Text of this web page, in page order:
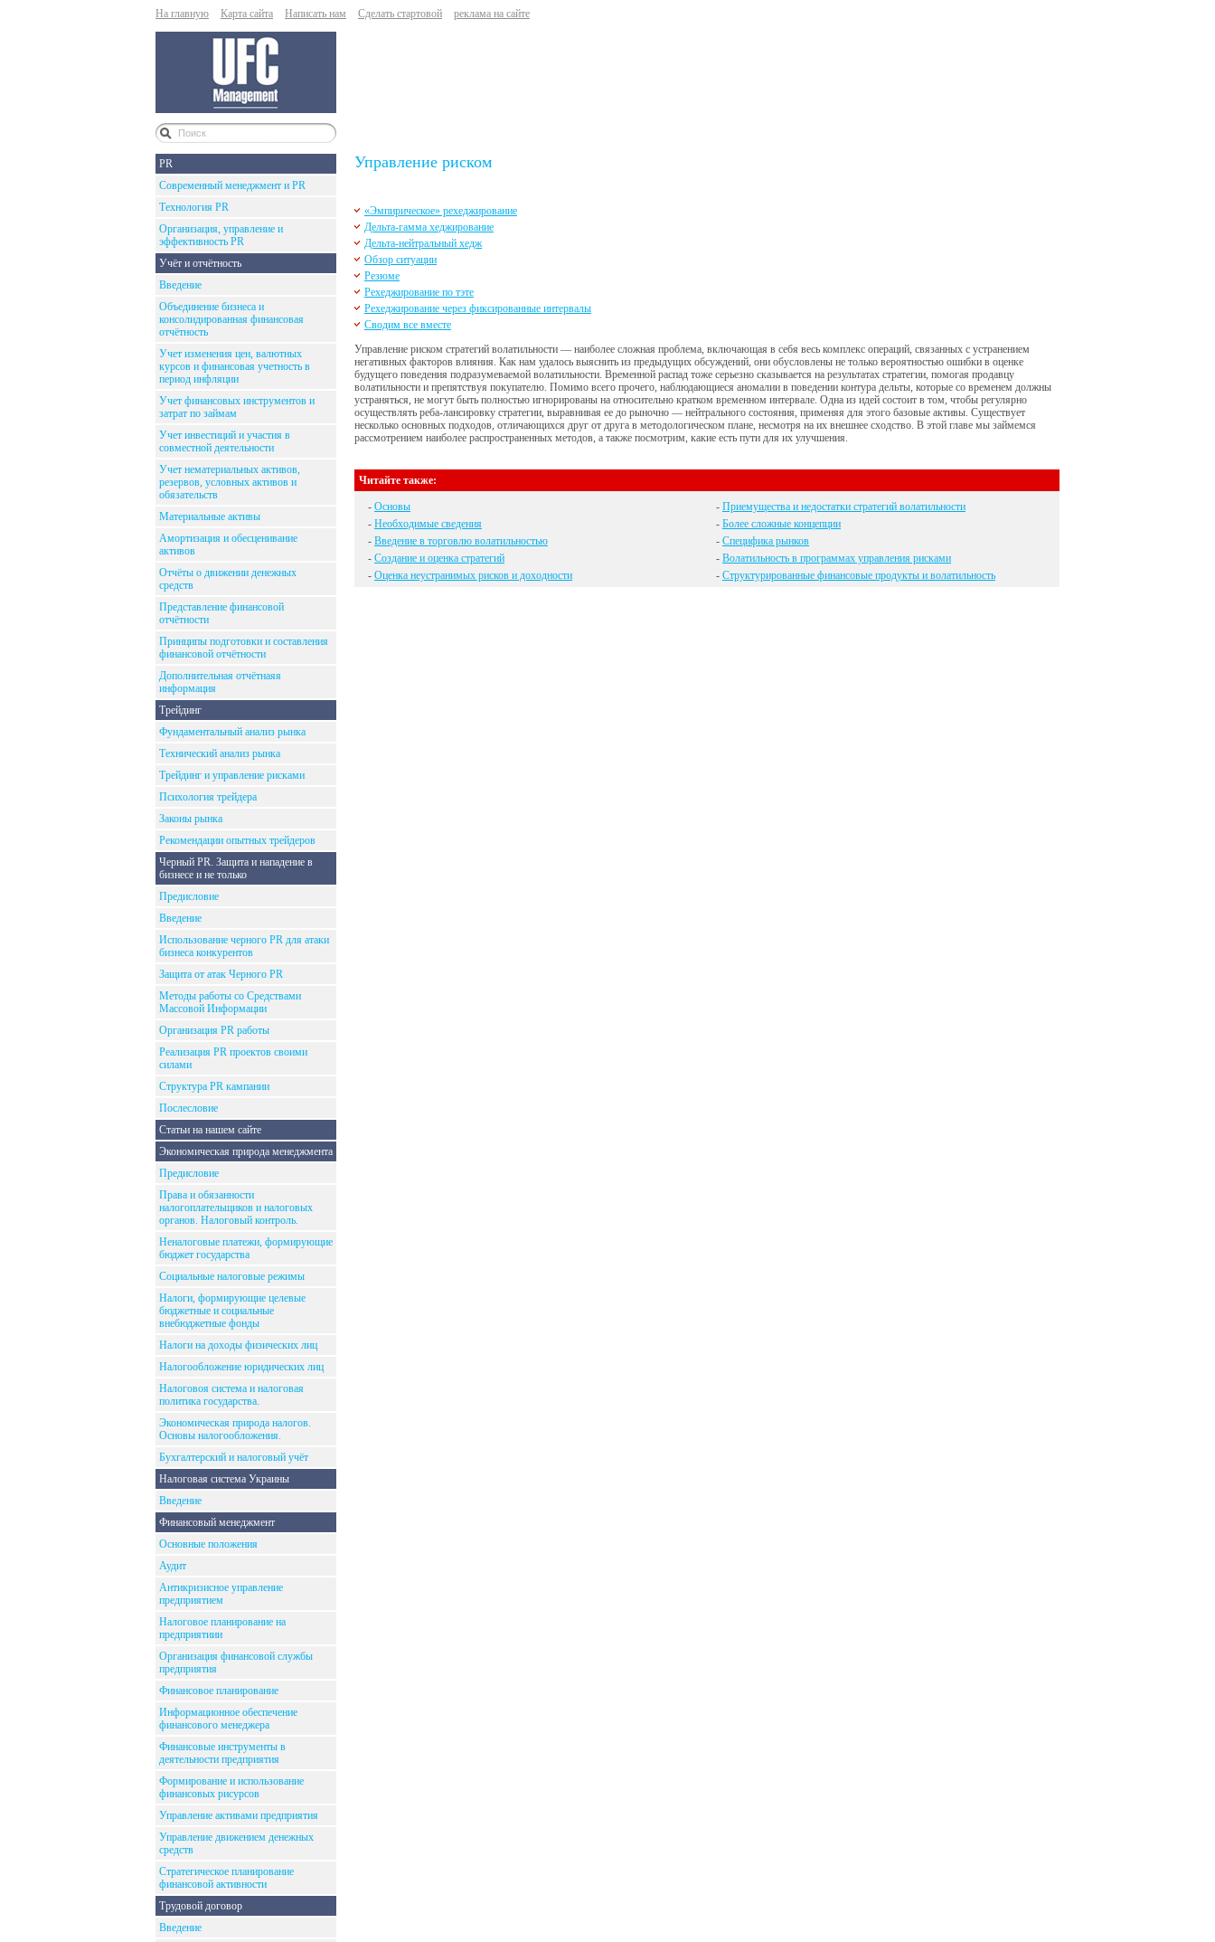
На главную Карта сайта Написать нам Сделать стартовой реклама на сайте
PR
Современный менеджмент и PR
Технология PR
Организация, управление и
эффективность PR
Учёт и отчётность
Введение
Объединение бизнеса и
консолидированная финансовая
отчётность
Учет изменения цен, валютных
курсов и финансовая учетность в
период инфляции
Учет финансовых инструментов и
затрат по займам
Учет инвестиций и участия в
совместной деятельности
Учет нематериальных активов,
резервов, условных активов и
обязательств
Материальные активы
Амортизация и обесценивание
активов
Отчёты о движении денежных
средств
Представление финансовой
отчётности
Принципы подготовки и составления
финансовой отчётности
Дополнительная отчётнаяя
информация
Трейдинг
Фундаментальный анализ рынка
Технический анализ рынка
Трейдинг и управление рисками
Психология трейдера
Законы рынка
Рекомендации опытных трейдеров
Черный PR. Защита и нападение в
бизнесе и не только
Предисловие
Введение
Использование черного PR для атаки
бизнеса конкурентов
Защита от атак Черного PR
Методы работы со Средствами
Массовой Информации
Организация PR работы
Реализация PR проектов своими
силами
Структура PR кампании
Послесловие
Статьи на нашем сайте
Экономическая природа менеджмента
Предисловие
Права и обязанности
налогоплательщиков и налоговых
органов. Налоговый контроль.
Неналоговые платежи, формирующие
бюджет государства
Социальные налоговые режимы
Налоги, формирующие целевые
бюджетные и социальные
внебюджетные фонды
Налоги на доходы физических лиц
Налогообложение юридических лиц
Налоговоя система и налоговая
политика государства.
Экономическая природа налогов.
Основы налогообложения.
Бухгалтерский и налоговый учёт
Налоговая система Украины
Введение
Финансовый менеджмент
Основные положения
Аудит
Антикризисное управление
предприятием
Налоговое планирование на
предприятиии
Организация финансовой службы
предприятия
Финансовое планирование
Информационное обеспечение
финансового менеджера
Финансовые инструменты в
деятельности предприятия
Формирование и использование
финансовых рисурсов
Управление активами предприятия
Управление движением денежных
средств
Стратегическое планирование
финансовой активности
Трудовой договор
Введение
Управление риском
«Эмпирическое» рехеджирование
Дельта-гамма хеджирование
Дельта-нейтральный хедж
Обзор ситуации
Резюме
Рехеджирование по тэте
Рехеджирование через фиксированные интервалы
Сводим все вместе
Управление риском стратегий волатильности — наиболее сложная проблема, включающая в себя весь комплекс операций, связанных с устранением
негативных факторов влияния. Как нам удалось выяснить из предыдущих обсуждений, они обусловлены не только вероятностью ошибки в оценке
будущего поведения подразумеваемой волатильности. Временной распад тоже серьезно сказывается на результатах стратегии, помогая продавцу
волатильности и препятствуя покупателю. Помимо всего прочего, наблюдающиеся аномалии в поведении контура дельты, которые со временем должны
устраняться, не могут быть полностью игнорированы на относительно кратком временном интервале. Одна из идей состоит в том, чтобы регулярно
осуществлять реба-лансировку стратегии, выравнивая ее до рыночно — нейтрального состояния, применяя для этого базовые активы. Существует
несколько основных подходов, отличающихся друг от друга в методологическом плане, несмотря на их внешнее сходство. В этой главе мы займемся
рассмотрением наиболее распространенных методов, а также посмотрим, какие есть пути для их улучшения.
Читайте также:
- Основы
- Необходимые сведения
- Введение в торговлю волатильностью
- Создание и оценка стратегий
- Оценка неустранимых рисков и доходности
- Приемущества и недостатки стратегий волатильности
- Более сложные концепции
- Специфика рынков
- Волатильность в программах управления рисками
- Структурированные финансовые продукты и волатильность